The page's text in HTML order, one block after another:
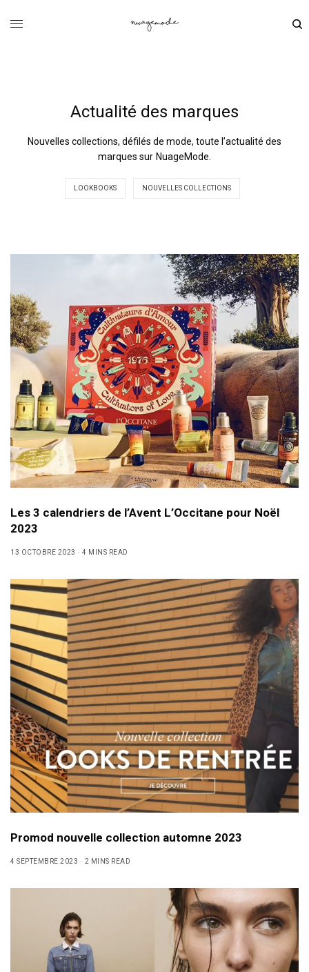
Actualité des marques
Nouvelles collections, défilés de mode, toute l’actualité des
marques sur NuageMode.
LOOKBOOKS NOUVELLES COLLECTIONS
Les 3 calendriers de l’Avent L’Occitane pour Noël
2023
13 OCTOBRE 2023 4 MINS READ
Promod nouvelle collection automne 2023
4 SEPTEMBRE 2023 2 MINS READ